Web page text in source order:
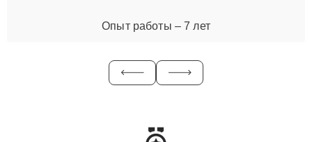
Опыт работы – 7 лет